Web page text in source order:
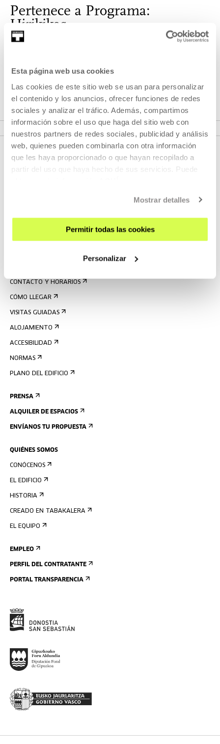
Esta página web usa cookies
Las cookies de este sitio web se usan para personalizar
el contenido y los anuncios, ofrecer funciones de redes
sociales y analizar el tráfico. Además, compartimos
información sobre el uso que haga del sitio web con
nuestros partners de redes sociales, publicidad y análisis
web, quienes pueden combinarla con otra información
que les haya proporcionado o que hayan recopilado a
partir del uso que haya hecho de sus servicios. Puede
Mostrar detalles
Permitir todas las cookies
Personalizar
Pertenece a Programa:
Hirikikas
Hirikilabs en talleres y materiales digitales (post, tutoriales,
código, diseños, ...) para facilitar el acceso a la ciudadanía.
REGÍSTRATE AL BOLETÍN
CONTACTO Y HORARIOS
CÓMO LLEGAR
VISITAS GUIADAS
ALOJAMIENTO
ACCESIBILIDAD
NORMAS
PLANO DEL EDIFICIO
PRENSA
ALQUILER DE ESPACIOS
ENVÍANOS TU PROPUESTA
QUIÉNES SOMOS
CONÓCENOS
EL EDIFICIO
HISTORIA
CREADO EN TABAKALERA
EL EQUIPO
EMPLEO
PERFIL DEL CONTRATANTE
PORTAL TRANSPARENCIA